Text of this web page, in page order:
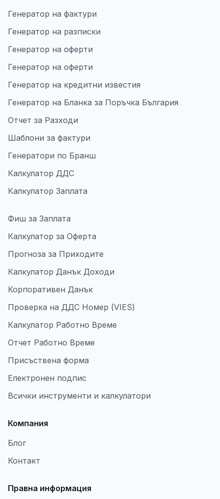
Генератор на фактури
Генератор на разписки
Генератор на оферти
Генератор на оферти
Генератор на кредитни известия
Генератор на Бланка за Поръчка България
Отчет за Разходи
Шаблони за фактури
Генератори по Бранш
Калкулатор ДДС
Калкулатор Заплата
Фиш за Заплата
Калкулатор за Оферта
Прогноза за Приходите
Калкулатор Данък Доходи
Корпоративен Данък
Проверка на ДДС Номер (VIES)
Калкулатор Работно Време
Отчет Работно Време
Присъствена форма
Електронен подпис
Всички инструменти и калкулатори
Компания
Блог
Контакт
Правна информация